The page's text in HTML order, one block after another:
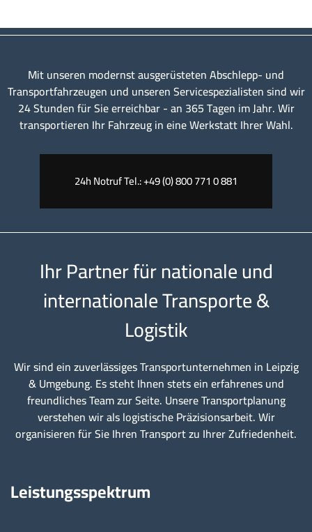
Mit unseren modernst ausgerüsteten Abschlepp- und
Transportfahrzeugen und unseren Servicespezialisten sind wir
24 Stunden für Sie erreichbar - an 365 Tagen im Jahr. Wir
transportieren Ihr Fahrzeug in eine Werkstatt Ihrer Wahl.
24h Notruf Tel.: +49 (0) 800 771 0 881
Ihr Partner für nationale und
internationale Transporte &
Logistik
Wir sind ein zuverlässiges Transportunternehmen in Leipzig
& Umgebung. Es steht Ihnen stets ein erfahrenes und
freundliches Team zur Seite. Unsere Transportplanung
verstehen wir als logistische Präzisionsarbeit. Wir
organisieren für Sie Ihren Transport zu Ihrer Zufriedenheit.
Leistungsspektrum